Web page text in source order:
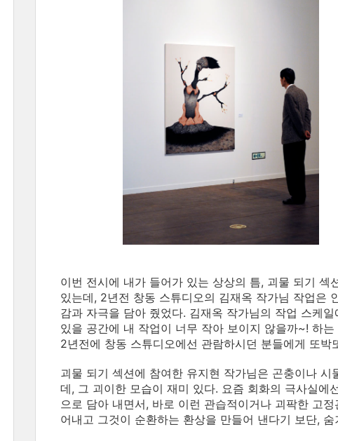
이번 전시에 내가 들어가 있는 상상의 틈, 괴물 되기
있는데, 2년전 창동 스튜디오의 김재옥 작가님 작업은
감과 자극을 담아 줬었다. 김재옥 작가님의 작업 스케
있을 공간에 내 작업이 너무 작아 보이지 않을까~! 하
2년전에 창동 스튜디오에선 관람하시던 분들에게 또
괴물 되기 섹션에 참여한 유지현 작가님은 곤충이나
데, 그 괴이한 모습이 재미 있다. 요즘 회화의 극사실에
으로 담아 내면서, 바로 이런 관습적이거나 괴팍한 고
어내고 그것이 순환하는 환상을 만들어 낸다기 보단,